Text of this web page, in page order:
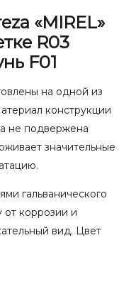
«MIREL»
R03
F01
на одной из
конструкции
не подвержена
значительные
гальванического
от коррозии и
вид. Цвет